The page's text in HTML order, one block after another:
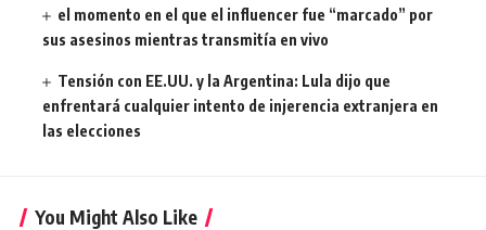
el momento en el que el influencer fue “marcado” por
sus asesinos mientras transmitía en vivo
Tensión con EE.UU. y la Argentina: Lula dijo que
enfrentará cualquier intento de injerencia extranjera en
las elecciones
You Might Also Like